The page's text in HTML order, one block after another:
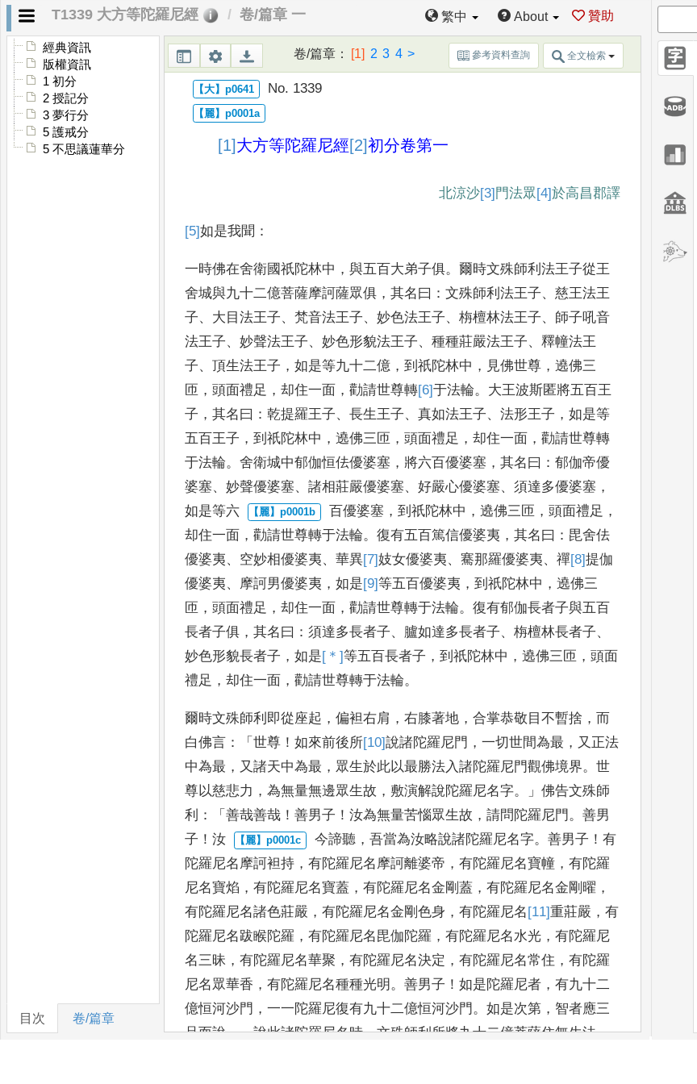
T1339 大方等陀羅尼經 卷/篇章 一 繁中 About 贊助
經典資訊
版權資訊
1 初分
2 授記分
3 夢行分
5 護戒分
5 不思議蓮華分
目次 卷/篇章
卷/篇章 ： [1] 2 3 4 > 參考資料查詢 全文檢索
No. 1339
[1]大方等陀羅尼經[2]初分卷第一
北涼沙[3] 門法眾[4]於高昌郡譯
[5]如是我聞 ：
一時佛在舍衛國祇陀林中 ， 與五 百大弟子俱。 爾時文殊師利法王子從王
舍城與九十二億菩薩摩訶薩眾俱 ， 其名曰 ： 文殊師利法王子、 慈王法王
子、 大目法王子、 梵音法王子、 妙色法王子、 栴檀林法王子、 師子吼音
法王子、 妙聲法王子、 妙色形貌法王子、 種種莊嚴法王子、 釋幢法王
子、 頂生法王子 ， 如是等九十二億 ， 到祇陀林中 ， 見佛世尊 ， 遶佛三
匝 ， 頭面禮足 ， 却住一面 ， 勸請世尊轉[6]于法輪。 大王波斯匿將五百王
子 ， 其名曰 ： 乾提羅王子、 長生王子、 真如法王子、 法形王子 ， 如是等
五百王子 ， 到祇陀林中 ， 遶佛三匝 ， 頭面禮足 ， 却住一面 ， 勸請世尊轉
于法輪。 舍衛城中郁伽恒佉優婆塞 ， 將六百優婆塞 ， 其名曰 ： 郁伽帝優
婆塞、 妙聲優婆塞、 諸相莊嚴優婆塞、 好嚴心優婆塞、 須達多優婆塞 ，
如是等六
百優婆塞 ，到祇陀林中 ，遶佛三匝 ，頭面禮足 ，
却住一面 ， 勸請世尊轉于法輪。 復有五百篤信優婆夷 ， 其名曰 ： 毘舍佉
優婆夷、 空妙相優婆夷、 華異[7]妓女優婆夷、 騫那羅優婆夷、 禪[8]提伽
優婆夷、 摩訶男優婆夷 ， 如是[9]等五百優婆夷 ， 到祇陀林中 ， 遶佛三
匝 ， 頭面禮足 ， 却住一面 ， 勸請世尊轉于法輪。 復有郁伽長者子與五百
長者子俱 ， 其名曰 ： 須達多長者子、 臚如達多長者子、 栴檀林長者子、
妙色形貌長者子 ， 如是[＊]等五百長者子 ， 到祇陀林中 ， 遶佛三匝 ， 頭面
禮足 ， 却住一面 ， 勸請世尊轉于法輪。
爾時文殊師利即從座起 ， 偏袒右肩 ， 右膝著地 ， 合掌恭敬目不暫捨 ， 而
白佛言 ：「 世尊 ！ 如來前後所[10]說諸陀羅尼門 ， 一切世間為最 ， 又正法
中為最 ， 又諸天中為最 ， 眾生於此以最勝法入諸陀羅尼門觀佛境界。 世
尊以慈悲力 ， 為無量無邊眾生故 ， 敷演解說陀羅尼名字。」 佛告文殊師
利 ：「 善哉善哉 ！ 善男子 ！ 汝為無量苦惱眾生故 ， 請問陀羅尼門。 善男
子 ！ 汝 今諦聽 ，吾當為汝略說諸陀羅尼名字。善男子 ！有
陀羅尼名摩訶袒持 ， 有陀羅尼名摩訶 離婆帝 ， 有陀羅尼名寶幢 ， 有陀羅
尼名寶焰 ， 有陀羅尼名寶蓋 ， 有陀羅尼名金剛蓋 ， 有陀羅尼名金剛曜 ，
有陀羅尼名諸色莊嚴 ， 有陀羅尼名金剛色身 ， 有陀羅尼名 [11]重莊嚴 ， 有
陀羅尼名跋睺陀羅 ， 有陀羅尼名毘伽陀羅 ， 有陀羅尼名水光 ， 有陀羅尼
名三昧 ， 有陀羅尼名華聚 ， 有陀羅尼名決定 ， 有陀羅尼名常住 ， 有陀羅
尼名眾華香 ， 有陀羅尼名種種光明。 善男子 ！ 如是陀羅尼者 ， 有九十二
億恒河沙門 ， 一一陀羅尼復有九十二億恒河沙門。 如是次第 ， 智者應三
品而說。」說此諸陀羅尼名時，文殊師利所將九十二億菩薩住無生法